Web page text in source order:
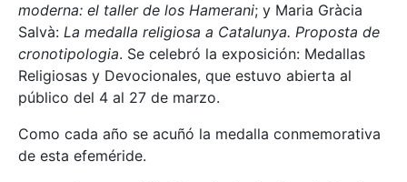
moderna: el taller de los Hamerani; y Maria Gràcia
Salvà: La medalla religiosa a Catalunya. Proposta de
cronotipologia. Se celebró la exposición: Medallas
Religiosas y Devocionales, que estuvo abierta al
público del 4 al 27 de marzo.
Como cada año se acuñó la medalla conmemorativa
de esta efeméride.